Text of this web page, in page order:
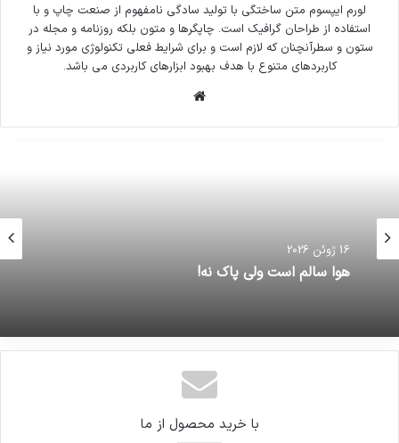
لورم ایپسوم متن ساختگی با تولید سادگی نامفهوم از صنعت چاپ و با
استفاده از طراحان گرافیک است. چاپگرها و متون بلکه روزنامه و مجله در
ستون و سطرآنچنان که لازم است و برای شرایط فعلی تکنولوژی مورد نیاز و
کاربردهای متنوع با هدف بهبود ابزارهای کاربردی می باشد.
16 ژوئن 2026
هوا سالم است ولی پاک نه!
با خرید محصول از ما